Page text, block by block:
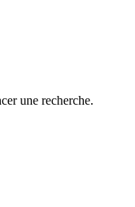
une recherche.